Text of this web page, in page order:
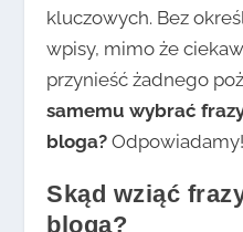
kluczowych. Bez
wpisy, mimo że
przynieść żadnego
samemu wybrać
bloga? Odpowiadamy!
Skąd wziąć
bloga?